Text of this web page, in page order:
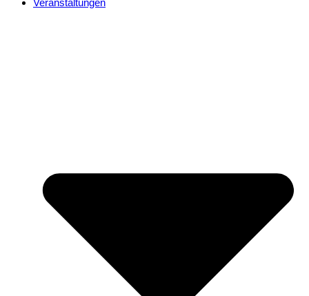
Veranstaltungen